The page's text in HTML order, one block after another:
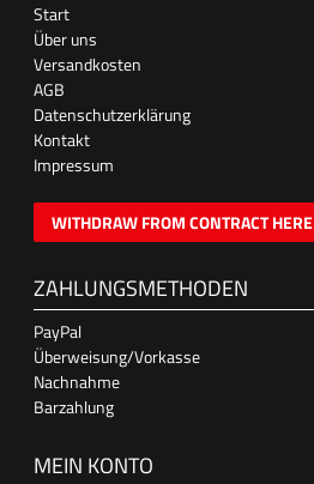
Start
Über uns
Versandkosten
AGB
Datenschutzerklärung
Kontakt
Impressum
WITHDRAW FROM CONTRACT HERE
ZAHLUNGSMETHODEN
PayPal
Überweisung/Vorkasse
Nachnahme
Barzahlung
MEIN KONTO